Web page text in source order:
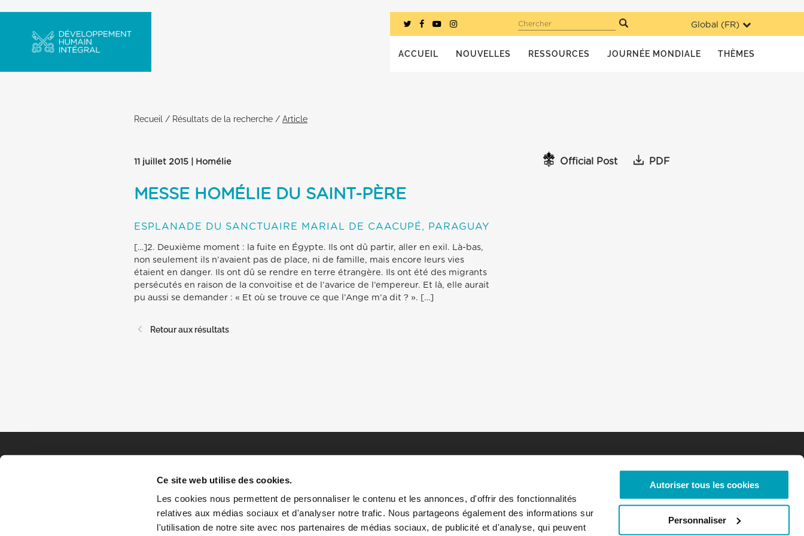
Ce site web utilise des cookies.
Les cookies nous permettent de personnaliser le contenu et les annonces, d'offrir des fonctionnalités
relatives aux médias sociaux et d'analyser notre trafic. Nous partageons également des informations sur
l'utilisation de notre site avec nos partenaires de médias sociaux, de publicité et d'analyse, qui peuvent
Autoriser tous les cookies
Personnaliser
Global (FR)
Chercher
ACCUEIL NOUVELLES RESSOURCES JOURNÉE MONDIALE THÈMES
Recueil / Résultats de la recherche / Article
11 juillet 2015 | Homélie Official Post PDF
MESSE HOMÉLIE DU SAINT-PÈRE
ESPLANADE DU SANCTUAIRE MARIAL DE CAACUPÉ, PARAGUAY
[…]2. Deuxième moment : la fuite en Égypte. Ils ont dû partir, aller en exil. Là-bas,
non seulement ils n’avaient pas de place, ni de famille, mais encore leurs vies
étaient en danger. Ils ont dû se rendre en terre étrangère. Ils ont été des migrants
persécutés en raison de la convoitise et de l’avarice de l’empereur. Et là, elle aurait
pu aussi se demander : « Et où se trouve ce que l’Ange m’a dit ? ». […]
Retour aux résultats
HOME HISTOIRES RESSOURCES